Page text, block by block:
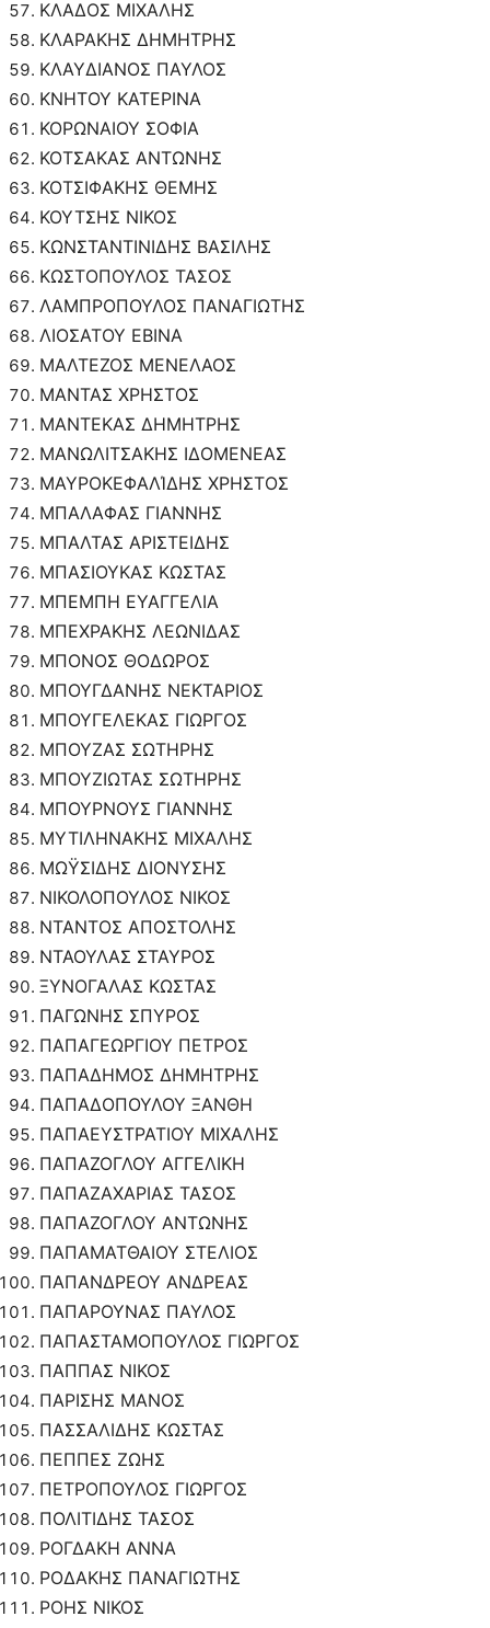
ΚΛΑΔΟΣ ΜΙΧΑΛΗΣ
ΚΛΑΡΑΚΗΣ ΔΗΜΗΤΡΗΣ
ΚΛΑΥΔΙΑΝΟΣ ΠΑΥΛΟΣ
ΚΝΗΤΟΥ ΚΑΤΕΡΙΝΑ
ΚΟΡΩΝΑΙΟΥ ΣΟΦΙΑ
ΚΟΤΣΑΚΑΣ ΑΝΤΩΝΗΣ
ΚΟΤΣΙΦΑΚΗΣ ΘΕΜΗΣ
ΚΟΥΤΣΗΣ ΝΙΚΟΣ
ΚΩΝΣΤΑΝΤΙΝΙΔΗΣ ΒΑΣΙΛΗΣ
ΚΩΣΤΟΠΟΥΛΟΣ ΤΑΣΟΣ
ΛΑΜΠΡΟΠΟΥΛΟΣ ΠΑΝΑΓΙΩΤΗΣ
ΛΙΟΣΑΤΟΥ ΕΒΙΝΑ
ΜΑΛΤΕΖΟΣ ΜΕΝΕΛΑΟΣ
ΜΑΝΤΑΣ ΧΡΗΣΤΟΣ
ΜΑΝΤΕΚΑΣ ΔΗΜΗΤΡΗΣ
ΜΑΝΩΛΙΤΣΑΚΗΣ ΙΔΟΜΕΝΕΑΣ
ΜΑΥΡΟΚΕΦΑΛΊΔΗΣ ΧΡΗΣΤΟΣ
ΜΠΑΛΑΦΑΣ ΓΙΑΝΝΗΣ
ΜΠΑΛΤΑΣ ΑΡΙΣΤΕΙΔΗΣ
ΜΠΑΣΙΟΥΚΑΣ ΚΩΣΤΑΣ
ΜΠΕΜΠΗ ΕΥΑΓΓΕΛΙΑ
ΜΠΕΧΡΑΚΗΣ ΛΕΩΝΙΔΑΣ
ΜΠΟΝΟΣ ΘΟΔΩΡΟΣ
ΜΠΟΥΓΔΑΝΗΣ ΝΕΚΤΑΡΙΟΣ
ΜΠΟΥΓΕΛΕΚΑΣ ΓΙΩΡΓΟΣ
ΜΠΟΥΖΑΣ ΣΩΤΗΡΗΣ
ΜΠΟΥΖΙΩΤΑΣ ΣΩΤΗΡΗΣ
ΜΠΟΥΡΝΟΥΣ ΓΙΑΝΝΗΣ
ΜΥΤΙΛΗΝΑΚΗΣ ΜΙΧΑΛΗΣ
ΜΩΫΣΙΔΗΣ ΔΙΟΝΥΣΗΣ
ΝΙΚΟΛΟΠΟΥΛΟΣ ΝΙΚΟΣ
ΝΤΑΝΤΟΣ ΑΠΟΣΤΟΛΗΣ
ΝΤΑΟΥΛΑΣ ΣΤΑΥΡΟΣ
ΞΥΝΟΓΑΛΑΣ ΚΩΣΤΑΣ
ΠΑΓΩΝΗΣ ΣΠΥΡΟΣ
ΠΑΠΑΓΕΩΡΓΙΟΥ ΠΕΤΡΟΣ
ΠΑΠΑΔΗΜΟΣ ΔΗΜΗΤΡΗΣ
ΠΑΠΑΔΟΠΟΥΛΟΥ ΞΑΝΘΗ
ΠΑΠΑΕΥΣΤΡΑΤΙΟΥ ΜΙΧΑΛΗΣ
ΠΑΠΑΖΟΓΛΟΥ ΑΓΓΕΛΙΚΗ
ΠΑΠΑΖΑΧΑΡΙΑΣ ΤΑΣΟΣ
ΠΑΠΑΖΟΓΛΟΥ ΑΝΤΩΝΗΣ
ΠΑΠΑΜΑΤΘΑΙΟΥ ΣΤΕΛΙΟΣ
ΠΑΠΑΝΔΡΕΟΥ ΑΝΔΡΕΑΣ
ΠΑΠΑΡΟΥΝΑΣ ΠΑΥΛΟΣ
ΠΑΠΑΣΤΑΜΟΠΟΥΛΟΣ ΓΙΩΡΓΟΣ
ΠΑΠΠΑΣ ΝΙΚΟΣ
ΠΑΡΙΣΗΣ ΜΑΝΟΣ
ΠΑΣΣΑΛΙΔΗΣ ΚΩΣΤΑΣ
ΠΕΠΠΕΣ ΖΩΗΣ
ΠΕΤΡΟΠΟΥΛΟΣ ΓΙΩΡΓΟΣ
ΠΟΛΙΤΙΔΗΣ ΤΑΣΟΣ
ΡΟΓΔΑΚΗ ΑΝΝΑ
ΡΟΔΑΚΗΣ ΠΑΝΑΓΙΩΤΗΣ
ΡΟΗΣ ΝΙΚΟΣ